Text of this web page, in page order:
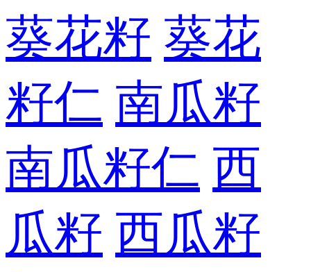
葵花籽 葵花
籽仁 南瓜籽
南瓜籽仁 西
瓜籽 西瓜籽